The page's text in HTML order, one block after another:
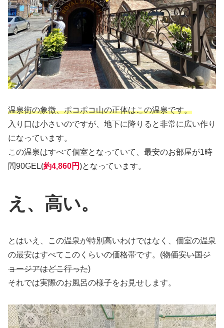
温泉街の象徴、ポコポコ山の正体はこの温泉です。
入り口は小さいのですが、地下に降りると非常に広い作り
になっています。
この温泉はすべて個室となっていて、最安のお部屋が1時
間90GEL(約4,860円)となっています。
え、高い。
とはいえ、この温泉が特別高いわけではなく、個室の温泉
の最安はすべてこのくらいの価格帯です。(物価安い国ジ
ョージアはどこ行った)
それでは実際のお風呂の様子をお見せします。